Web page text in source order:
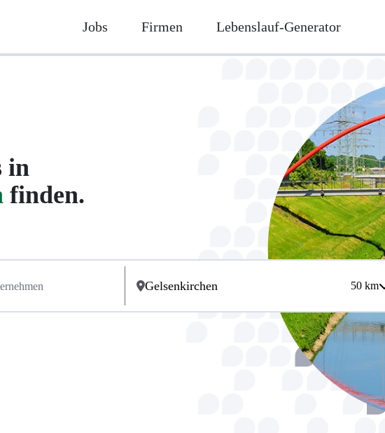
Jobs Firmen Lebenslauf-Generator
in
finden.
50km